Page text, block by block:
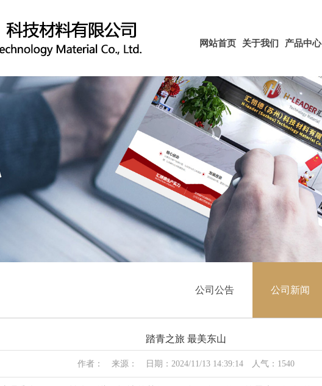
网站首页 关于我们 产品中心
公司公告 公司新闻
踏青之旅 最美东山
作者： 来源： 日期：2024/11/13 14:39:14 人气：1540